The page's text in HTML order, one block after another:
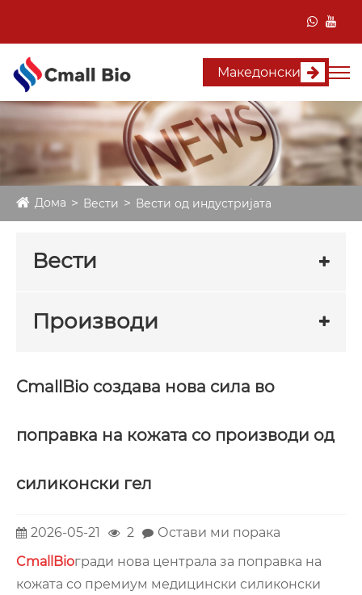
Македонски
Дома Вести Вести од индустријата
Вести
Производи
CmallBio создава нова сила во
поправка на кожата со производи од
силиконски гел
2026-05-21 2
Остави ми порака
CmallBioгради нова централа за поправка на
кожата со премиум медицински силиконски